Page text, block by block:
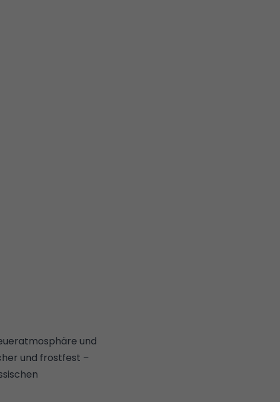
und
und frostfest –